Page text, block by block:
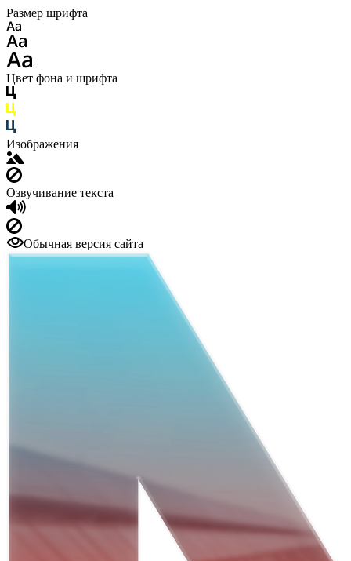
Размер шрифта
Цвет фона и шрифта
Изображения
Озвучивание текста
Обычная версия сайта